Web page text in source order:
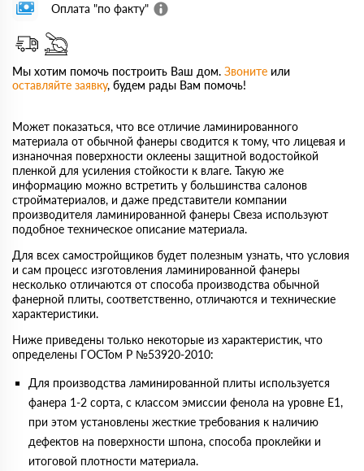
Оплата "по факту"
Мы хотим помочь построить Ваш дом. Звоните или
оставляйте заявку, будем рады Вам помочь!
Может показаться, что все отличие ламинированного
материала от обычной фанеры сводится к тому, что лицевая и
изнаночная поверхности оклеены защитной водостойкой
пленкой для усиления стойкости к влаге. Такую же
информацию можно встретить у большинства салонов
стройматериалов, и даже представители компании
производителя ламинированной фанеры Свеза используют
подобное техническое описание материала.
Для всех самостройщиков будет полезным узнать, что условия
и сам процесс изготовления ламинированной фанеры
несколько отличаются от способа производства обычной
фанерной плиты, соответственно, отличаются и технические
характеристики.
Ниже приведены только некоторые из характеристик, что
определены ГОСТом Р №53920-2010:
Для производства ламинированной плиты используется
фанера 1-2 сорта, с классом эмиссии фенола на уровне Е1,
при этом установлены жесткие требования к наличию
дефектов на поверхности шпона, способа проклейки и
итоговой плотности материала.